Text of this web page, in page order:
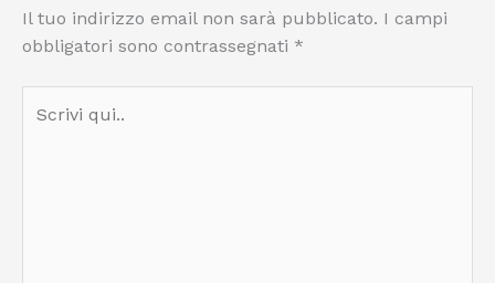
Il tuo indirizzo email non sarà pubblicato. I campi
obbligatori sono contrassegnati *
qui..